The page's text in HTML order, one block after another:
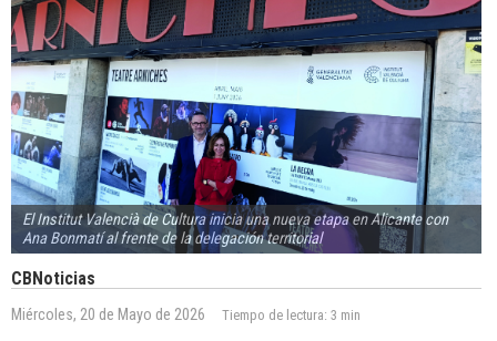
El Institut Valencià de Cultura inicia una nueva etapa en Alicante con
Ana Bonmatí al frente de la delegación territorial
CBNoticias
Miércoles, 20 de Mayo de 2026 Tiempo de lectura: 3 min